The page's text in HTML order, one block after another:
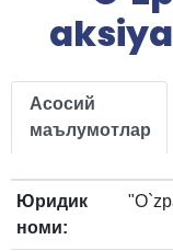
Асосий
маълумотлар
Юридик
номи: